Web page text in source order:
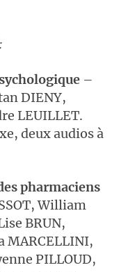
–
DIENY,
LEUILLET.
deux audios à
pharmaciens
William
BRUN,
MARCELLINI,
PILLOUD,